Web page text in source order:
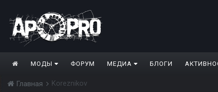
МОДЫ ФОРУМ МЕДИА БЛОГИ
Главная Koreznikov